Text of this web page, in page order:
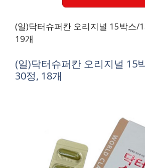
(일)닥터슈퍼칸 오리지널 15박스/
19개
(일)닥터슈퍼칸 오리지널 15
30정, 18개